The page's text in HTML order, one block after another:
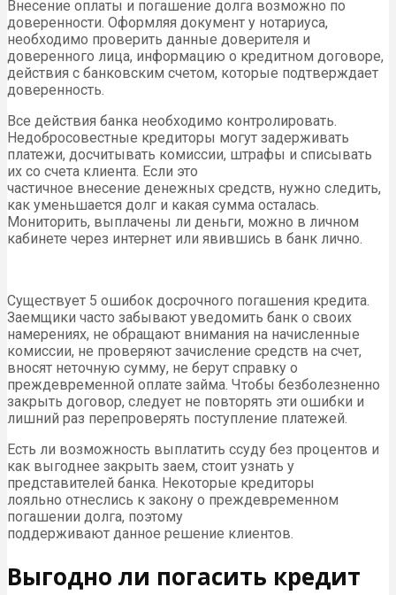
Внесение оплаты и погашение долга возможно по
доверенности. Оформляя документ у нотариуса,
необходимо проверить данные доверителя и
доверенного лица, информацию о кредитном договоре,
действия с банковским счетом, которые подтверждает
доверенность.
Все действия банка необходимо контролировать.
Недобросовестные кредиторы могут задерживать
платежи, досчитывать комиссии, штрафы и списывать
их со счета клиента. Если это
частичное внесение денежных средств, нужно следить,
как уменьшается долг и какая сумма осталась.
Мониторить, выплачены ли деньги, можно в личном
кабинете через интернет или явившись в банк лично.
Существует 5 ошибок досрочного погашения кредита.
Заемщики часто забывают уведомить банк о своих
намерениях, не обращают внимания на начисленные
комиссии, не проверяют зачисление средств на счет,
вносят неточную сумму, не берут справку о
преждевременной оплате займа. Чтобы безболезненно
закрыть договор, следует не повторять эти ошибки и
лишний раз перепроверять поступление платежей.
Есть ли возможность выплатить ссуду без процентов и
как выгоднее закрыть заем, стоит узнать у
представителей банка. Некоторые кредиторы
лояльно отнеслись к закону о преждевременном
погашении долга, поэтому
поддерживают данное решение клиентов.
Выгодно ли погасить кредит